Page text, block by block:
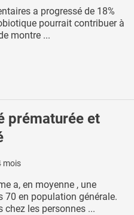
a progressé de 18%
pourrait contribuer à
montre ...
prématurée et
mois
a, en moyenne , une
70 en population générale.
les personnes ...